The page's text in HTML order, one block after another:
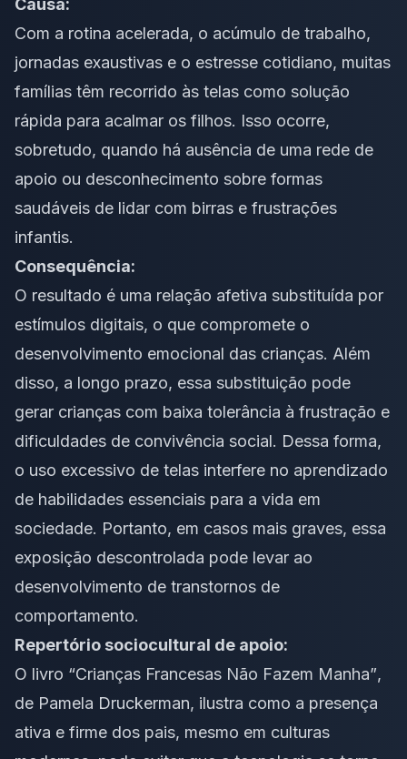
Causa:
Com a rotina acelerada, o acúmulo de trabalho,
jornadas exaustivas e o estresse cotidiano, muitas
famílias têm recorrido às telas como solução
rápida para acalmar os filhos. Isso ocorre,
sobretudo, quando há ausência de uma rede de
apoio ou desconhecimento sobre formas
saudáveis de lidar com birras e frustrações
infantis.
Consequência:
O resultado é uma relação afetiva substituída por
estímulos digitais, o que compromete o
desenvolvimento emocional das crianças. Além
disso, a longo prazo, essa substituição pode
gerar crianças com baixa tolerância à frustração e
dificuldades de convivência social. Dessa forma,
o uso excessivo de telas interfere no aprendizado
de habilidades essenciais para a vida em
sociedade. Portanto, em casos mais graves, essa
exposição descontrolada pode levar ao
desenvolvimento de transtornos de
comportamento.
Repertório sociocultural de apoio:
O livro “Crianças Francesas Não Fazem Manha”,
de Pamela Druckerman, ilustra como a presença
ativa e firme dos pais, mesmo em culturas